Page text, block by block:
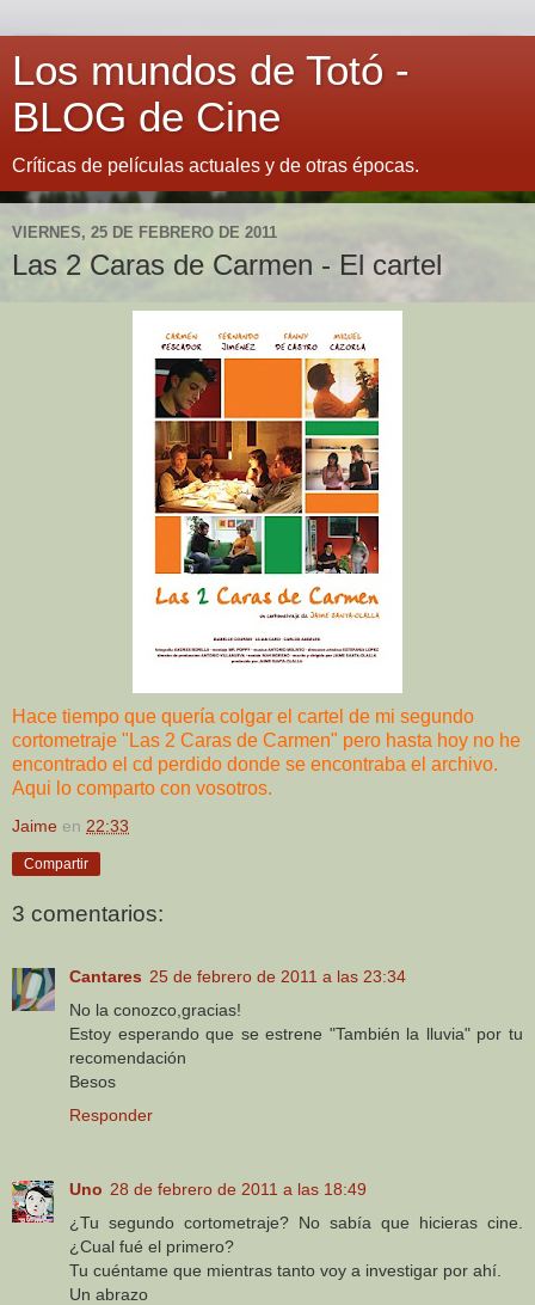
Los mundos de Totó -
BLOG de Cine
Críticas de películas actuales y de otras épocas.
VIERNES, 25 DE FEBRERO DE 2011
Las 2 Caras de Carmen - El cartel
Hace tiempo que quería colgar el cartel de mi segundo
cortometraje "Las 2 Caras de Carmen" pero hasta hoy no he
encontrado el cd perdido donde se encontraba el archivo.
Aqui lo comparto con vosotros.
Jaime en 22:33
Compartir
3 comentarios:
Cantares 25 de febrero de 2011 a las 23:34
No la conozco,gracias!
Estoy esperando que se estrene "También la lluvia" por tu
recomendación
Besos
Responder
Uno 28 de febrero de 2011 a las 18:49
¿Tu segundo cortometraje? No sabía que hicieras cine.
¿Cual fué el primero?
Tu cuéntame que mientras tanto voy a investigar por ahí.
Un abrazo